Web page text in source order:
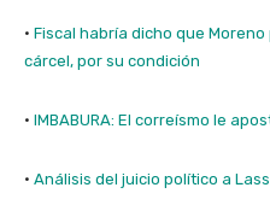
· Fiscal habría dicho que
cárcel, por su condición
· IMBABURA: El correísmo le
· Análisis del juicio político a